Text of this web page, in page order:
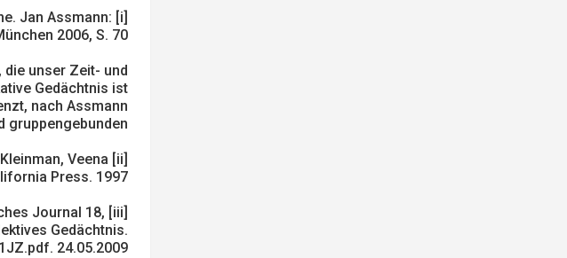
Jan Assmann:
2006, S. 70.
die unser Zeit- und
Gedächtnis ist
nach Assmann
gruppengebunden.
Veena
Press. 1997
Journal 18,
Gedächtnis.
24.05.2009